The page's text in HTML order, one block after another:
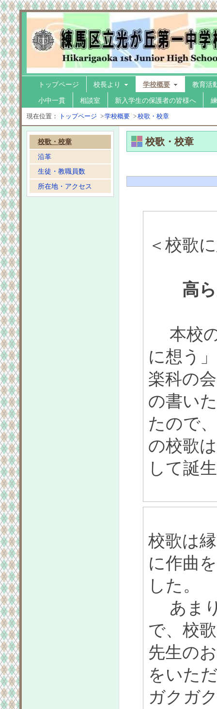
トップページ 校長より 学校概要 教育活
小中一貫 相談室 新入学生の保護者の皆様へ
現在位置： トップページ >学校概要 >校歌・校章
校歌・校章
沿革
生徒・教職員数
所在地・アクセス
校歌・校章
＜校歌
高
本校の
に想う
楽科の
の書い
たので
の校歌
して誕
校歌は
に作曲
した。
あま
で、校
先生の
をいた
ガクガ